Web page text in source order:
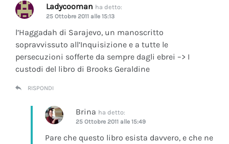
Ladycooman ha detto:
25 Ottobre 2011 alle 15:13
l’Haggadah di Sarajevo, un manoscritto
sopravvissuto all’Inquisizione e a tutte le
persecuzioni sofferte da sempre dagli ebrei –> I
custodi del libro di Brooks Geraldine
RISPONDI
Brina ha detto:
25 Ottobre 2011 alle 15:49
Pare che questo libro esista davvero, e che ne